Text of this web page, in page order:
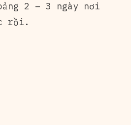
2 – 3 ngày nơi
rồi.